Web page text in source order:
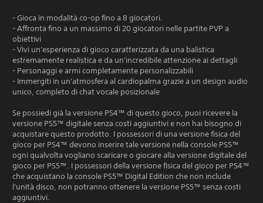
- Gioca in modalità co-op fino a 8 giocatori.
- Affronta fino a un massimo di 20 giocatori nelle partite PVP a
obiettivi
- Vivi un'esperienza di gioco caratterizzata da una balistica
estremamente realistica e da un'incredibile attenzione ai dettagli
- Personaggi e armi completamente personalizzabili
- Immergiti in un'atmosfera al cardiopalma grazie a un design audio
unico, completo di chat vocale posizionale
Se possiedi già la versione PS4™ di questo gioco, puoi ricevere la
versione PS5™ digitale senza costi aggiuntivi e non hai bisogno di
acquistare questo prodotto. I possessori di una versione fisica del
gioco per PS4™ devono inserire tale versione nella console PS5™
ogni qualvolta vogliano scaricare o giocare alla versione digitale del
gioco per PS5™. I possessori della versione fisica del gioco per PS4™
che acquistano la console PS5™ Digital Edition che non include
l'unità disco, non potranno ottenere la versione PS5™ senza costi
aggiuntivi.